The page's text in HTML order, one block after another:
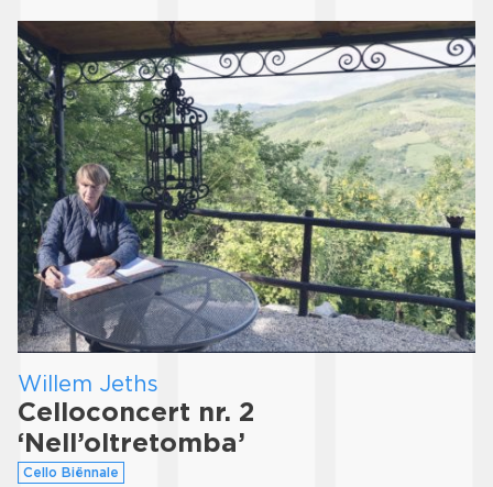
Willem Jeths
Celloconcert nr. 2
‘Nell’oltretomba’
Cello Biënnale